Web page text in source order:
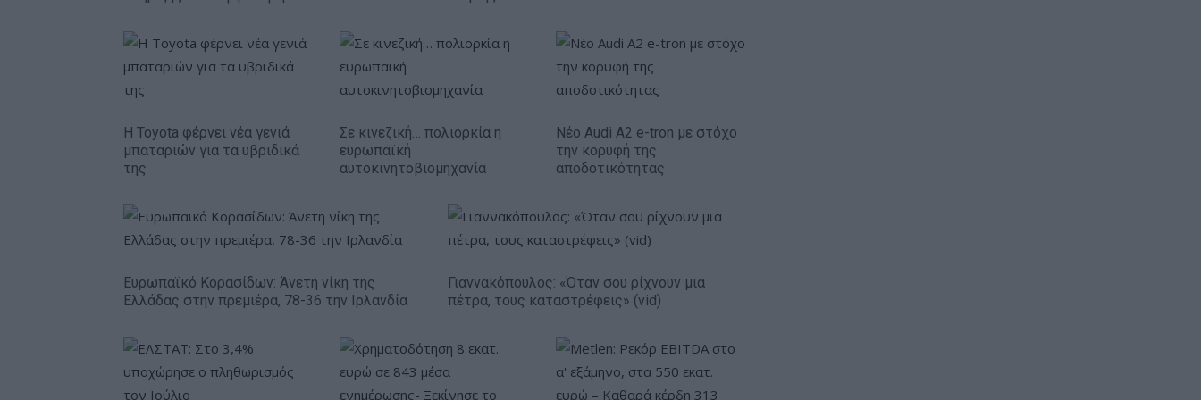
Η Toyota φέρνει νέα γενιά
μπαταριών για τα υβριδικά
της
Σε κινεζική… πολιορκία η
ευρωπαϊκή
αυτοκινητοβιομηχανία
Νέο Audi A2 e-tron με στόχο
την κορυφή της
αποδοτικότητας
Ευρωπαϊκό Κορασίδων: Άνετη νίκη της
Ελλάδας στην πρεμιέρα, 78-36 την Ιρλανδία
Γιαννακόπουλος: «Όταν σου ρίχνουν μια
πέτρα, τους καταστρέφεις» (vid)